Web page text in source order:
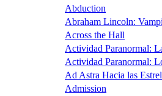
Abduction
Abraham Lincoln:
Across the Hall
Actividad Paranormal:
Actividad Paranormal:
Ad Astra Hacia las
Admission